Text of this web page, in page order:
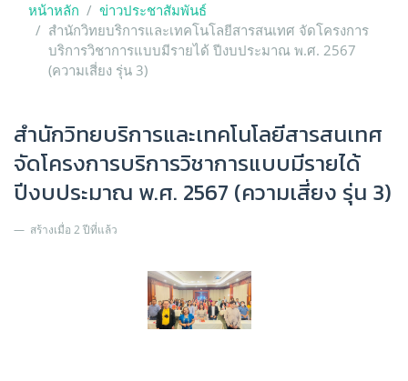
หน้าหลัก
ข่าวประชาสัมพันธ์
สำนักวิทยบริการและเทคโนโลยีสารสนเทศ จัดโครงการ
บริการวิชาการแบบมีรายได้ ปีงบประมาณ พ.ศ. 2567
(ความเสี่ยง รุ่น 3)
สำนักวิทยบริการและเทคโนโลยีสารสนเทศ
จัดโครงการบริการวิชาการแบบมีรายได้
ปีงบประมาณ พ.ศ. 2567 (ความเสี่ยง รุ่น 3)
สร้างเมื่อ 2 ปีที่แล้ว